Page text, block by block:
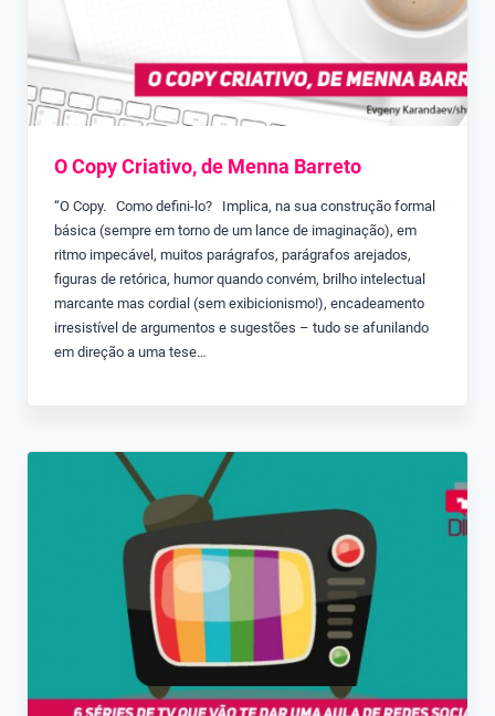
O Copy Criativo, de Menna Barreto
“O Copy. Como defini-lo? Implica, na sua construção formal
básica (sempre em torno de um lance de imaginação), em
ritmo impecável, muitos parágrafos, parágrafos arejados,
figuras de retórica, humor quando convém, brilho intelectual
marcante mas cordial (sem exibicionismo!), encadeamento
irresistível de argumentos e sugestões – tudo se afunilando
em direção a uma tese…